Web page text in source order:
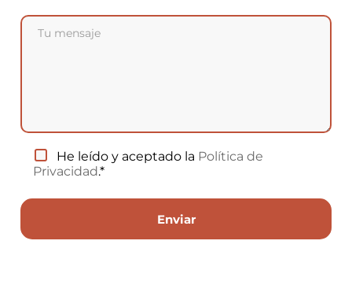
He leído y aceptado la Política de
Privacidad.*